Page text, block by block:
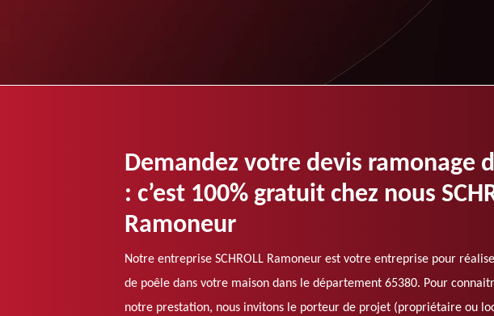
Demandez votre devis ramonage
: c’est 100% gratuit chez nous
Ramoneur
Notre entreprise SCHROLL Ramoneur est votre entreprise pour
de poêle dans votre maison dans le département 65380. Pour
notre prestation, nous invitons le porteur de projet (propriétaire ou